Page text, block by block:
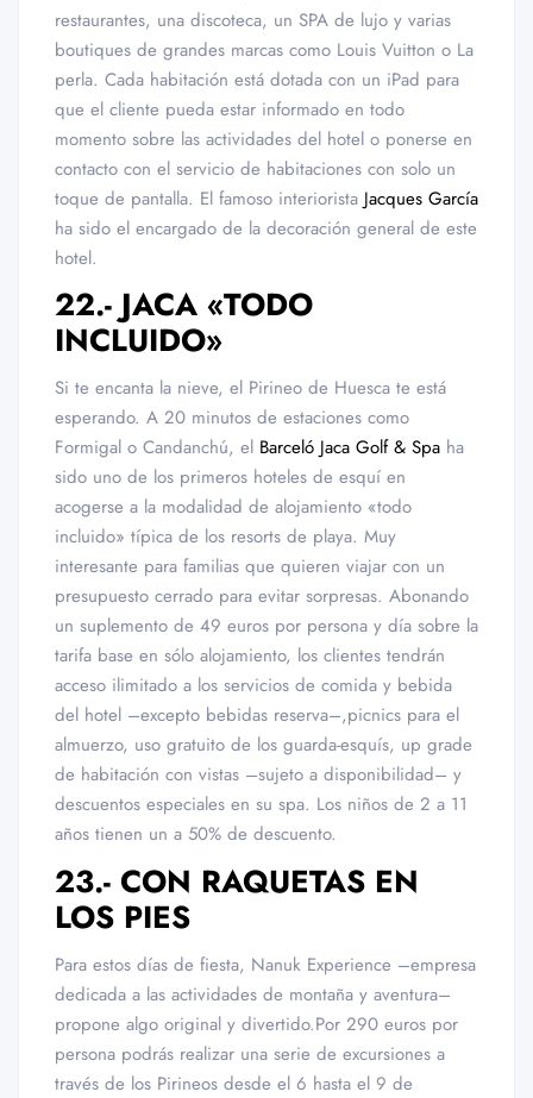
restaurantes, una discoteca, un SPA de lujo y varias
boutiques de grandes marcas como Louis Vuitton o La
perla. Cada habitación está dotada con un iPad para
que el cliente pueda estar informado en todo
momento sobre las actividades del hotel o ponerse en
contacto con el servicio de habitaciones con solo un
toque de pantalla. El famoso interiorista Jacques García
ha sido el encargado de la decoración general de este
hotel.
22.- JACA «TODO
INCLUIDO»
Si te encanta la nieve, el Pirineo de Huesca te está
esperando. A 20 minutos de estaciones como
Formigal o Candanchú, el Barceló Jaca Golf & Spa ha
sido uno de los primeros hoteles de esquí en
acogerse a la modalidad de alojamiento «todo
incluido» típica de los resorts de playa. Muy
interesante para familias que quieren viajar con un
presupuesto cerrado para evitar sorpresas. Abonando
un suplemento de 49 euros por persona y día sobre la
tarifa base en sólo alojamiento, los clientes tendrán
acceso ilimitado a los servicios de comida y bebida
del hotel –excepto bebidas reserva–,picnics para el
almuerzo, uso gratuito de los guarda-esquís, up grade
de habitación con vistas –sujeto a disponibilidad– y
descuentos especiales en su spa. Los niños de 2 a 11
años tienen un a 50% de descuento.
23.- CON RAQUETAS EN
LOS PIES
Para estos días de fiesta, Nanuk Experience –empresa
dedicada a las actividades de montaña y aventura–
propone algo original y divertido.Por 290 euros por
persona podrás realizar una serie de excursiones a
través de los Pirineos desde el 6 hasta el 9 de